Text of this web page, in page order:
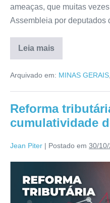
ameaças, que muitas
Assembleia por deputados
Leia mais
Arquivado em: MINAS GERAIS,
Reforma
cumulatividade
Jean Piter | Postado em 30/